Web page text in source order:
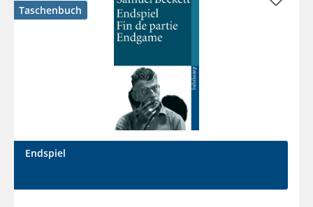
Taschenbuch
Endspiel